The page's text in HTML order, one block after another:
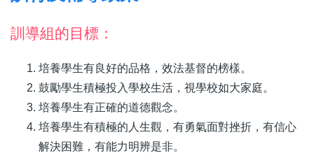
訓導組的目標：
培養學生有良好的品格，效法基督的榜樣。
鼓勵學生積極投入學校生活，視學校如大家庭。
培養學生有正確的道德觀念。
培養學生有積極的人生觀，有勇氣面對挫折，有信心
解決困難，有能力明辨是非。